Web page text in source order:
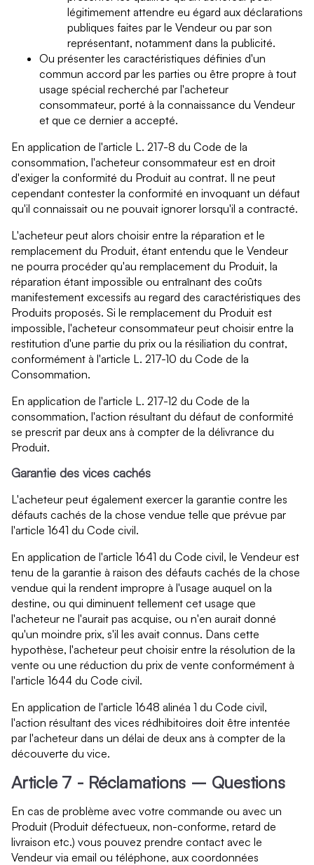
légitimement attendre eu égard aux déclarations
publiques faites par le Vendeur ou par son
représentant, notamment dans la publicité.
Ou présenter les caractéristiques définies d'un
commun accord par les parties ou être propre à tout
usage spécial recherché par l'acheteur
consommateur, porté à la connaissance du Vendeur
et que ce dernier a accepté.
En application de l'article L. 217-8 du Code de la
consommation, l'acheteur consommateur est en droit
d'exiger la conformité du Produit au contrat. Il ne peut
cependant contester la conformité en invoquant un défaut
qu'il connaissait ou ne pouvait ignorer lorsqu'il a contracté.
L'acheteur peut alors choisir entre la réparation et le
remplacement du Produit, étant entendu que le Vendeur
ne pourra procéder qu'au remplacement du Produit, la
réparation étant impossible ou entraînant des coûts
manifestement excessifs au regard des caractéristiques des
Produits proposés. Si le remplacement du Produit est
impossible, l'acheteur consommateur peut choisir entre la
restitution d'une partie du prix ou la résiliation du contrat,
conformément à l'article L. 217-10 du Code de la
Consommation.
En application de l'article L. 217-12 du Code de la
consommation, l'action résultant du défaut de conformité
se prescrit par deux ans à compter de la délivrance du
Produit.
Garantie des vices cachés
L'acheteur peut également exercer la garantie contre les
défauts cachés de la chose vendue telle que prévue par
l'article 1641 du Code civil.
En application de l'article 1641 du Code civil, le Vendeur est
tenu de la garantie à raison des défauts cachés de la chose
vendue qui la rendent impropre à l'usage auquel on la
destine, ou qui diminuent tellement cet usage que
l'acheteur ne l'aurait pas acquise, ou n'en aurait donné
qu'un moindre prix, s'il les avait connus. Dans cette
hypothèse, l'acheteur peut choisir entre la résolution de la
vente ou une réduction du prix de vente conformément à
l'article 1644 du Code civil.
En application de l'article 1648 alinéa 1 du Code civil,
l'action résultant des vices rédhibitoires doit être intentée
par l'acheteur dans un délai de deux ans à compter de la
découverte du vice.
Article 7 - Réclamations – Questions
En cas de problème avec votre commande ou avec un
Produit (Produit défectueux, non-conforme, retard de
livraison etc.) vous pouvez prendre contact avec le
Vendeur via email ou téléphone, aux coordonnées